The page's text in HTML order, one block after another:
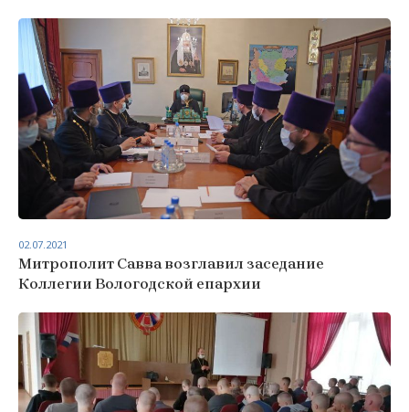
Митрополит Савва возглавил заседание
Коллегии Вологодской епархии
02.07.2021